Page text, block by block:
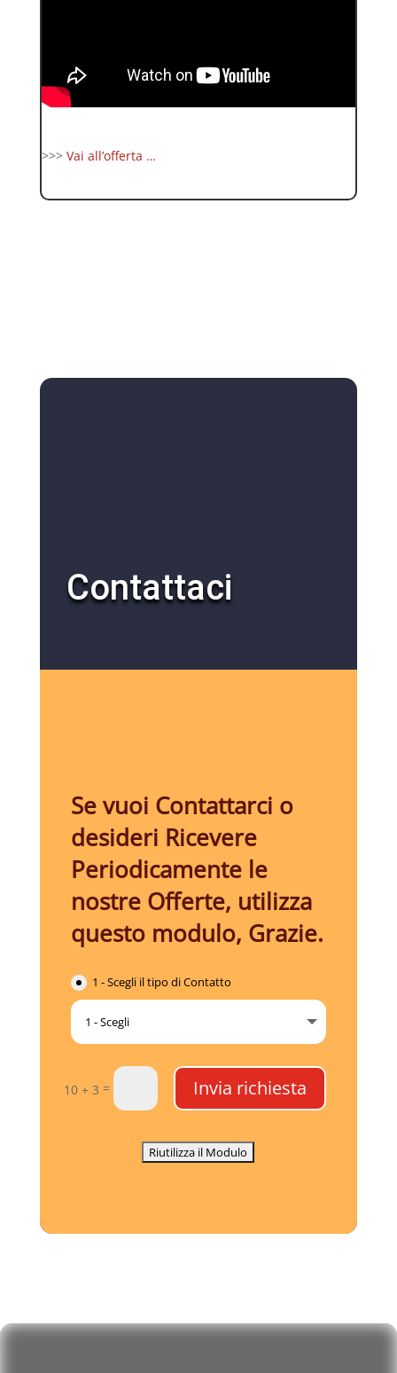
>>> Vai all’offerta …
Contattaci
Se vuoi Contattarci o
desideri Ricevere
Periodicamente le
nostre Offerte, utilizza
questo modulo, Grazie.
1 - Scegli il tipo di Contatto
10 + 3 = Invia richiesta